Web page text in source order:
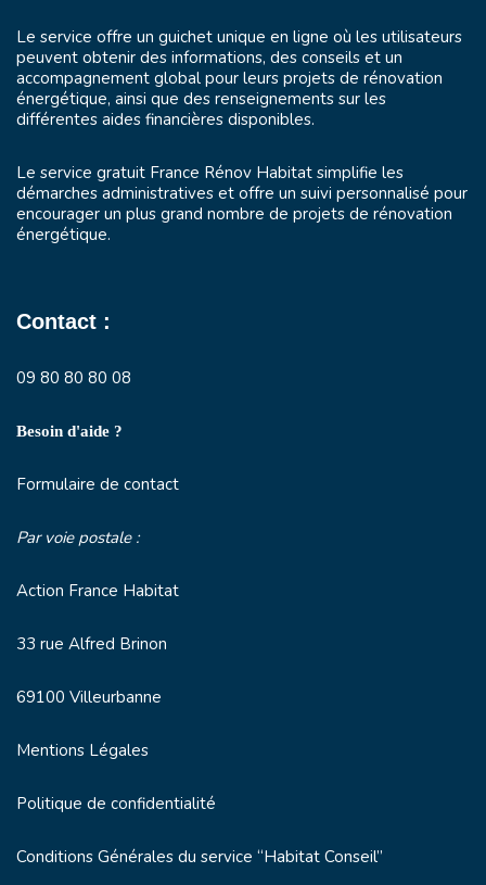
Le service offre un guichet unique en ligne où les utilisateurs
peuvent obtenir des informations, des conseils et un
accompagnement global pour leurs projets de rénovation
énergétique, ainsi que des renseignements sur les
différentes aides financières disponibles.
Le service gratuit France Rénov Habitat simplifie les
démarches administratives et offre un suivi personnalisé pour
encourager un plus grand nombre de projets de rénovation
énergétique.
Contact :
09 80 80 80 08
Besoin d'aide ?
Formulaire de contact
Par voie postale :
Action France Habitat
33 rue Alfred Brinon
69100 Villeurbanne
Mentions Légales
Politique de confidentialité
Conditions Générales du service “Habitat Conseil”